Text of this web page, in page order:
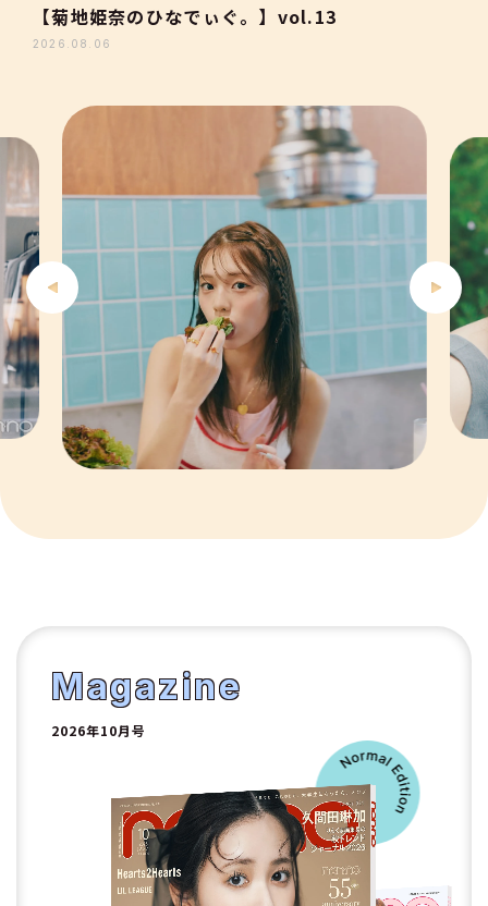
3
4
5
6
7
8
9
10
2
【菊地姫奈のひなでぃぐ。】vol.13
2026.08.06
Magazine
2026年10月号